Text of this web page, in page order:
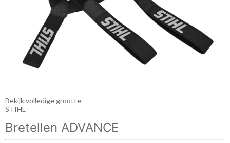
Bekijk volledige grootte
STIHL
Bretellen ADVANCE